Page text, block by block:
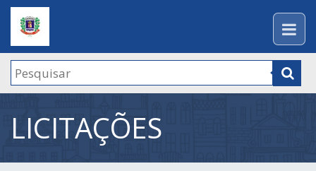
LICITAÇÕES